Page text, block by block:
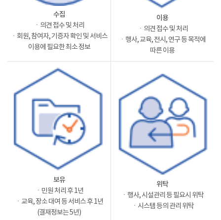
수집
ㆍ의견 접수 및 처리
ㆍ회원, 참여자, 기증자 확인 및 서비스
이용에 필요한 최소 정보
이용
ㆍ의견 접수 및 처리
ㆍ행사, 교육, 전시, 연구 등 목적에
따른 이용
보유
ㆍ민원 처리 후 1년
ㆍ교육, 장소 대여 등 서비스 후 1년
(결재정보는 5년)
위탁
ㆍ행사, 시설관리 등 필요시 위탁
ㆍ시스템 등의 관리 위탁